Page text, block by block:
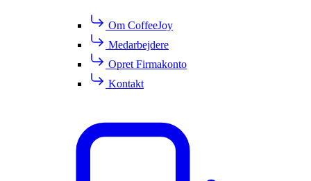
Om CoffeeJoy
Medarbejdere
Opret Firmakonto
Kontakt